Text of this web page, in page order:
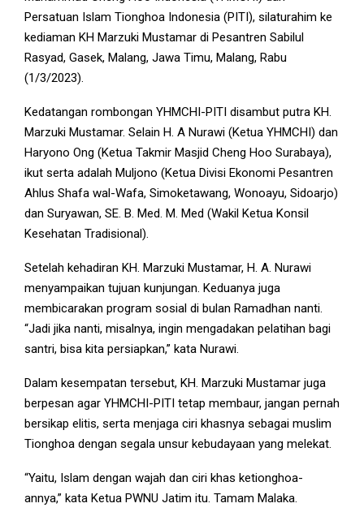
Persatuan Islam Tionghoa Indonesia (PITI), silaturahim ke
kediaman KH Marzuki Mustamar di Pesantren Sabilul
Rasyad, Gasek, Malang, Jawa Timu, Malang, Rabu
(1/3/2023).
Kedatangan rombongan YHMCHI-PITI disambut putra KH.
Marzuki Mustamar. Selain H. A Nurawi (Ketua YHMCHI) dan
Haryono Ong (Ketua Takmir Masjid Cheng Hoo Surabaya),
ikut serta adalah Muljono (Ketua Divisi Ekonomi Pesantren
Ahlus Shafa wal-Wafa, Simoketawang, Wonoayu, Sidoarjo)
dan Suryawan, SE. B. Med. M. Med (Wakil Ketua Konsil
Kesehatan Tradisional).
Setelah kehadiran KH. Marzuki Mustamar, H. A. Nurawi
menyampaikan tujuan kunjungan. Keduanya juga
membicarakan program sosial di bulan Ramadhan nanti.
“Jadi jika nanti, misalnya, ingin mengadakan pelatihan bagi
santri, bisa kita persiapkan,” kata Nurawi.
Dalam kesempatan tersebut, KH. Marzuki Mustamar juga
berpesan agar YHMCHI-PITI tetap membaur, jangan pernah
bersikap elitis, serta menjaga ciri khasnya sebagai muslim
Tionghoa dengan segala unsur kebudayaan yang melekat.
“Yaitu, Islam dengan wajah dan ciri khas ketionghoa-
annya,” kata Ketua PWNU Jatim itu. Tamam Malaka.